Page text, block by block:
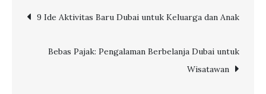
di
Ramadhan
Post
navigation
9 Ide Aktivitas Baru Dubai untuk Keluarga dan Anak
Bebas Pajak: Pengalaman Berbelanja Dubai untuk
Wisatawan